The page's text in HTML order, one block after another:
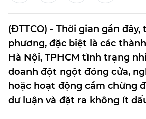
(ĐTTCO) - Thời gian gần đây,
phương, đặc biệt là các
Hà Nội, TPHCM tình trạng
doanh đột ngột đóng cửa,
hoặc hoạt động cầm chừng
dư luận và đặt ra không ít